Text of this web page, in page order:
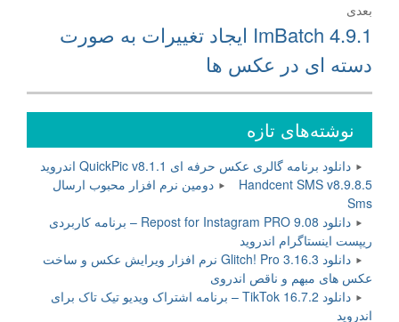
بعدی
نوشته
بعدی:
ImBatch 4.9.1 ایجاد تغییرات به صورت
دسته ای در عکس ها
نوشته‌های تازه
دانلود برنامه گالری عکس حرفه ای QuickPic v8.1.1 اندروید
Handcent SMS v8.9.8.5 دومین نرم افزار محبوب ارسال
Sms
دانلود Repost for Instagram PRO 9.08 – برنامه کاربردی
ریپست اینستاگرام اندروید
دانلود Glitch! Pro 3.16.3 نرم افزار ویرایش عکس و ساخت
عکس های مبهم و ناقص اندروی
دانلود TikTok 16.7.2 – برنامه اشتراک ویدیو تیک تاک برای
اندروید